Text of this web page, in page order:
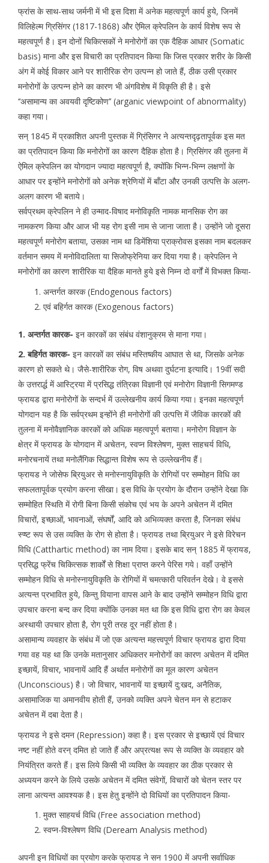
फ्रांस के साथ-साथ जर्मनी में भी इस दिशा में अनेक महत्वपूर्ण कार्य हुये, जिनमें
विलिहेल्म ग्रिसिंगर (1817-1868) और ऐमिल क्रेपलिन के कार्य विशेष रूप से
महत्वपूर्ण है। इन दोनों चिकित्सकों ने मनोरोगों का एक दैहिक आधार (Somatic
basis) माना और इस विचारी का प्रतिपादन किया कि जिस प्रकार शरीर के किसी
अंग में कोई विकार आने पर शारीरिक रोग उत्पन्न हो जाते हैं, ठीक उसी प्रकार
मनोरोगों के उत्पन्न होने का कारण भी अंगविशेष में विकृति ही है। इसे
‘‘असामान्य का अवयवी दृष्टिकोण’’ (arganic viewpoint of abnormality)
कहा गया।
सन् 1845 में प्रकाशित अपनी पुस्तक में ग्रिंसिगर ने अत्यन्तदृढ़तापूर्वक इस मत
का प्रतिपादन किया कि मनोरोगों का कारण दैहिक होता है। ग्रिसिंगर की तुलना में
ऐमिल क्रेपलिन का योगदान ज्यादा महत्वपूर्ण है, क्योंकि भिन्न-भिन्न लक्षणों के
आधार पर इन्होंने मनोरोगों को अनेक श्रेणियों में बाँटा और उनकी उत्पत्ति के अलग-
अलग कारण भी बताये।
सर्वप्रथम क्रेपलिन ने ही उन्माद-विषाद मनोविकृति नामक मानसिक रोग का
नामकरण किया और आज भी यह रोग इसी नाम से जाना जाता है। उन्होंने जो दूसरा
महत्वपूर्ण मनोरोग बताया, उसका नाम था डिमेंशिया प्राक्रोवस इसका नाम बदलकर
वर्तमान समय में मनोविदालिता या सिजोफ्रेनिया कर दिया गया है। क्रेपलिन ने
मनोरोगों का कारण शारीरिक या दैहिक मानते हुये इसे निम्न दो वर्गों में विभक्त किया-
अन्तर्गत कारक (Endogenous factors)
एवं बहिर्गत कारक (Exogenous factors)
1. अन्तर्गत कारक- इन कारकों का संबंध वंशानुक्रम से माना गया।
2. बहिर्गत कारक- इन कारकों का संबंध मस्तिष्कीय आघात से था, जिसके अनेक
कारण हो सकते थे। जैसे-शारीरिक रोग, विष अथवा दुर्घटना इत्यादि। 19वीं सदी
के उत्तरार्द्ध में आस्ट्रिया में प्रसिद्ध तंत्रिका विज्ञानी एवं मनोरोग विज्ञानी सिगमण्ड
फ्रायड द्वारा मनोरोगों के सन्दर्भ में उल्लेखनीय कार्य किया गया। इनका महत्वपूर्ण
योगदान यह है कि सर्वप्रथम इन्होंने ही मनोरोगों की उत्पत्ति में जैविक कारकों की
तुलना में मनोवैज्ञानिक कारकों को अधिक महत्वपूर्ण बताया। मनोरोग विज्ञान के
क्षेत्र में फ्रायड के योगदान में अचेतन, स्वप्न विश्लेषण, मुक्त साहचर्य विधि,
मनोरचनायें तथा मनोलैंगिक सिद्धान्त विशेष रूप से उल्लेखनीय हैं।
फ्रायड ने जोसेफ ब्रियुअर से मनोस्नायुविकृति के रोगियों पर सम्मोहन विधि का
सफलतापूर्वक प्रयोग करना सीखा। इस विधि के प्रयोग के दौरान उन्होंने देखा कि
सम्मोहित स्थिति में रोगी बिना किसी संकोच एवं भय के अपने अचेतन में दमित
विचारों, इच्छाओं, भावनाओं, संघर्षों, आदि को अभिव्यक्त करता है, जिनका संबंध
स्प्ष्ट रूप से उस व्यक्ति के रोग से होता है। फ्रायड तथा ब्रियुअर ने इसे विरेचन
विधि (Catthartic method) का नाम दिया। इसके बाद सन् 1885 में फ्रायड,
प्रसिद्ध फ्रेंच चिकित्सक शार्कों से शिक्षा प्राप्त करने पेरिस गये। वहाँ उन्होंने
सम्मोहन विधि से मनोस्नायुविकृति के रोगियों में चमत्कारी परिवर्तन देखे। वे इससे
अत्यन्त प्रभावित हुये, किन्तु वियाना वापस आने के बाद उन्होंने सम्मोहन विधि द्वारा
उपचार करना बन्द कर दिया क्योंकि उनका मत था कि इस विधि द्वारा रोग का केवल
अस्थायी उपचार होता है, रोग पूरी तरह दूर नहीं होता है।
असामान्य व्यवहार के संबंध में जो एक अत्यन्त महत्त्वपूर्ण विचार फ्रायड द्वारा दिया
गया वह यह था कि उनके मतानुसार अधिकतर मनोरोगों का कारण अचेतन में दमित
इच्छायें, विचार, भावनायें आदि हैं अर्थात मनोरोगों का मूल कारण अचेतन
(Unconscious) है। जो विचार, भावनायें या इच्छायें दु:खद, अनैतिक,
असामाजिक या अमानवीय होती हैं, उनको व्यक्ति अपने चेतन मन से हटाकर
अचेतन में दबा देता है।
फ्रायड ने इसे दमन (Repression) कहा है। इस प्रकार से इच्छायें एवं विचार
नष्ट नहीं होते वरन् दमित हो जाते हैं और अप्रत्यक्ष रूप से व्यक्ति के व्यवहार को
नियंत्रित करते हैं। इस लिये किसी भी व्यक्ति के व्यवहार का ठीक प्रकार से
अध्ययन करने के लिये उसके अचेतन में दमित संवेगों, विचारों को चेतन स्तर पर
लाना अत्यन्त आवश्यक है। इस हेतु इन्होंने दो विधियों का प्रतिपादन किया-
मुक्त साहयर्च विधि (Free association method)
स्वप्न-विश्लेषण विधि (Deream Analysis method)
अपनी इन विधियों का प्रयोग करके फ्रायड ने सन 1900 में अपनी सर्वाधिक